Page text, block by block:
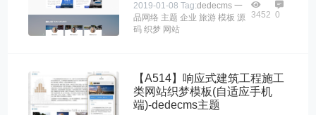
2019-01-08 Tag:dedecms 一
品网络 主题 企业 旅游 模板 源
码 织梦 网站
3452 0
【A514】响应式建筑工程施工
类网站织梦模板(自适应手机
端)-dedecms主题